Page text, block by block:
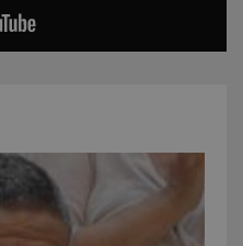
www.latuacasainsardegna.com